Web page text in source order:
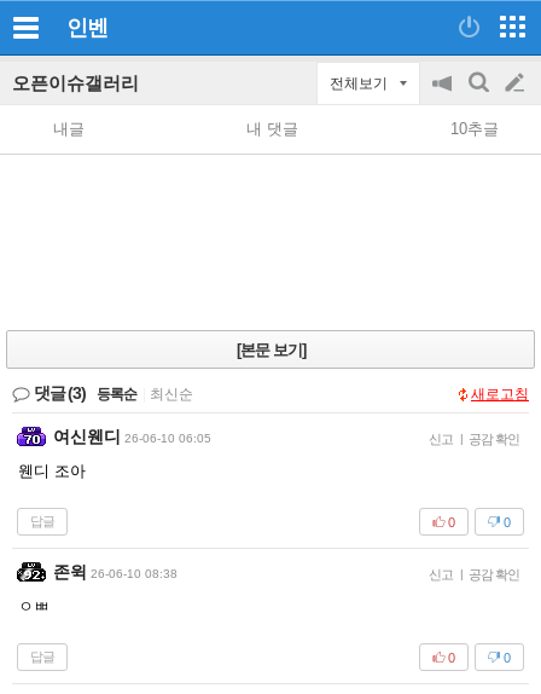
인벤
오픈이슈갤러리 전체보기
공
지
on/off
검
색
글
쓰
내글 내 댓글 10추글
[본문 보기]
댓글(3) 등록순 최신순 새로고침
여신웬디 26-06-10 06:05 신고 | 공감 확인
웬디 조아
답글 0
0
존윅 26-06-10 08:38 신고 | 공감 확인
ㅇㅃ
답글 0
0